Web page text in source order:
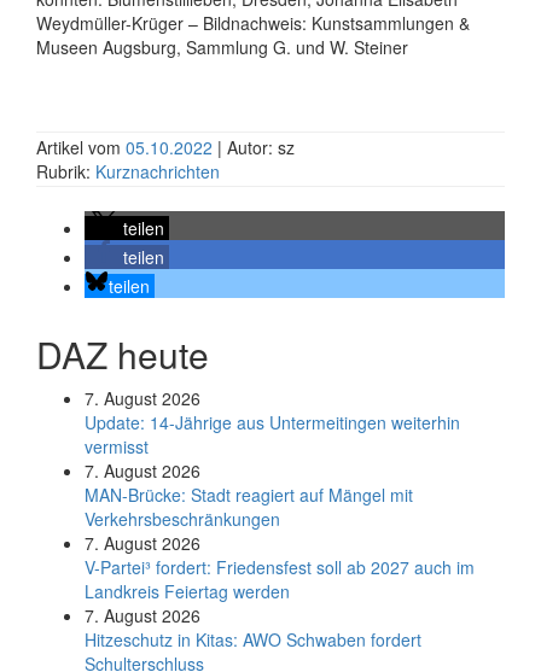
Weydmüller-Krüger – Bildnachweis: Kunstsammlungen &
Museen Augsburg, Sammlung G. und W. Steiner
Artikel vom 05.10.2022 | Autor: sz
Rubrik: Kurznachrichten
teilen
teilen
teilen
DAZ heute
7. August 2026
Update: 14-Jährige aus Untermeitingen weiterhin
vermisst
7. August 2026
MAN-Brücke: Stadt reagiert auf Mängel mit
Verkehrsbeschränkungen
7. August 2026
V-Partei­³ fordert: Friedens­fest soll ab 2027 auch im
Land­kreis Feier­tag werden
7. August 2026
Hitzeschutz in Kitas: AWO Schwaben fordert
Schulterschluss